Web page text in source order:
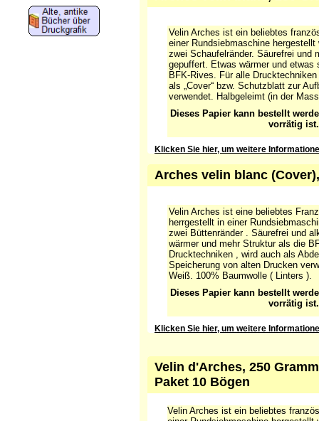
Velin Arches ist ein beliebtes
einer Rundsiebmaschine
zwei Schaufelränder. Säurefrei und
gepuffert. Etwas wärmer und etwas
BFK-Rives. Für alle
als „Cover“ bzw. Schutzblatt zur
verwendet. Halbgeleimt (in der
Dieses Papier kann bestellt
vorrätig ist.
Klicken Sie hier, um weitere
Arches velin blanc
Velin Arches ist eine beliebtes
herrgestellt in einer
zwei Büttenränder . Säurefrei und
wärmer und mehr Struktur als die
Drucktechniken , wird auch als
Speicherung von alten Drucken
Weiß. 100% Baumwolle ( Linters ).
Dieses Papier kann bestellt
vorrätig ist.
Klicken Sie hier, um weitere
Velin d'Arches, 250
Paket 10 Bögen
Velin Arches ist ein beliebtes